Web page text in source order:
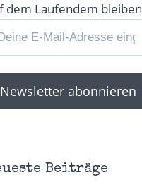
dem Laufendem
Beiträge